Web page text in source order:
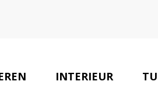
INTERIEUR